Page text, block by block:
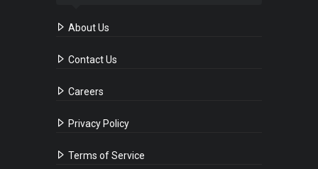
About Us
Contact Us
Careers
Privacy Policy
Terms of Service